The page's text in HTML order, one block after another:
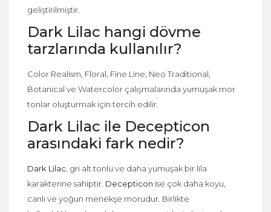
geliştirilmiştir.
Dark Lilac hangi dövme
tarzlarında kullanılır?
Color Realism, Floral, Fine Line, Neo Traditional,
Botanical ve Watercolor çalışmalarında yumuşak mor
tonlar oluşturmak için tercih edilir.
Dark Lilac ile Decepticon
arasındaki fark nedir?
Dark Lilac , gri alt tonlu ve daha yumuşak bir lila
karakterine sahiptir. Decepticon ise çok daha koyu,
canlı ve yoğun menekşe morudur. Birlikte